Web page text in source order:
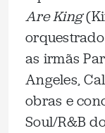
Are King
as irmãs
Angeles,
obras e
Soul/R&B